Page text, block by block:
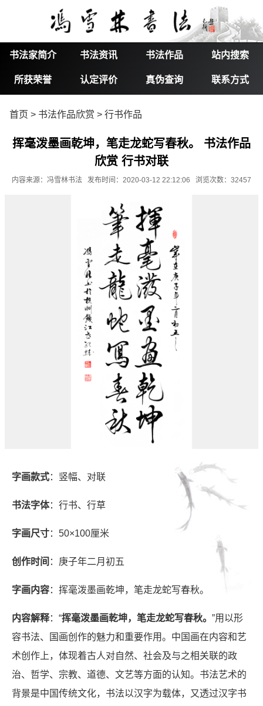
书法家简介 书法资讯 书法作品 站内搜索
所获荣誉 认定评价 真伪查询 联系方式
首页 > 书法作品欣赏 > 行书作品
挥毫泼墨画乾坤，笔走龙蛇写春秋。 书法作品
欣赏 行书对联
内容来源：冯雪林书法 发布时间：2020-03-12 22:12:06 浏览次数：32457
字画款式：竖幅、对联
书法字体：行书、行草
字画尺寸：50×100厘米
创作时间 ：庚子年二月初五
字画内容：挥毫泼墨画乾坤，笔走龙蛇写春秋。
内容解释：“挥毫泼墨画乾坤，笔走龙蛇写春秋。”用以形
容书法、国画创作的魅力和重要作用。中国画在内容和艺
术创作上，体现着古人对自然、社会及与之相关联的政
治、哲学、宗教、道德、文艺等方面的认知。书法艺术的
背景是中国传统文化，书法以汉字为载体，又透过汉字书